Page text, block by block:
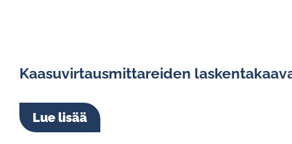
Kaasuvirtausmittareiden
Lue lisää